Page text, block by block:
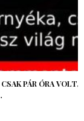
MÉGIS AZ